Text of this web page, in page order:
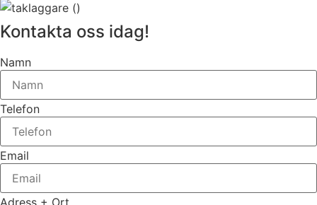
Kontakta oss idag!
Namn
Telefon
Email